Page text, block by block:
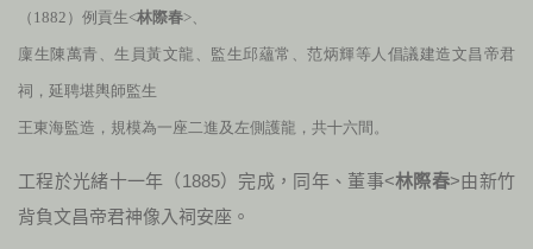
（ 1882 ）例貢生<林際春>、
廩生陳萬青、生員黃文龍、監生邱蘊常、范炳輝等人倡議建造文昌帝君
祠，延聘堪輿師監生
王東海監造，規模為一座二進及左側護龍，共十六間。
工程於光緒十一年（1885）完成，同年、董事<林際春>由新竹
背負文昌帝君神像入祠安座。